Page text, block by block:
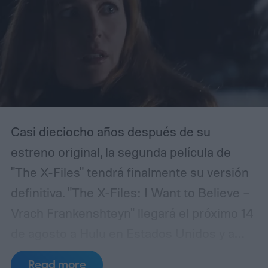
Casi dieciocho años después de su
estreno original, la segunda película de
"The X-Files" tendrá finalmente su versión
definitiva. "The X-Files: I Want to Believe –
Disney+ en el Reino Unido, presentando el